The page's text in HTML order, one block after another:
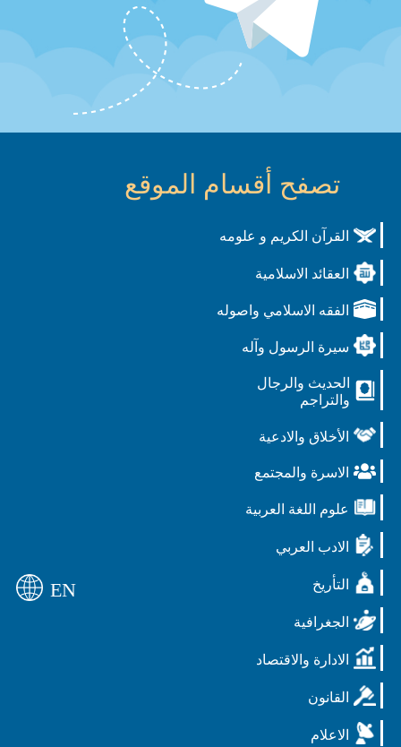
تصفح أقسام الموقع
القرآن الكريم و علومه
العقائد الاسلامية
الفقه الاسلامي واصوله
سيرة الرسول وآله
الحديث والرجال
والتراجم
الأخلاق والادعية
الاسرة والمجتمع
علوم اللغة العربية
الادب العربي
التأريخ
الجغرافية
الادارة والاقتصاد
القانون
الاعلام
EN